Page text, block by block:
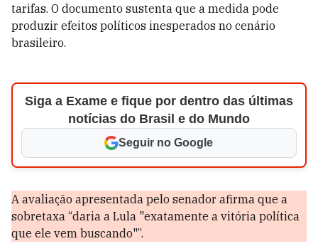
tarifas. O documento sustenta que a medida pode
produzir efeitos políticos inesperados no cenário
brasileiro.
Siga a Exame e fique por dentro das últimas
notícias do Brasil e do Mundo
Seguir no Google
A avaliação apresentada pelo senador afirma que a
sobretaxa “daria a Lula "exatamente a vitória política
que ele vem buscando"”.